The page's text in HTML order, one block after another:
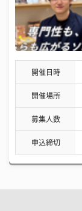
開催日時
開催場所
募集人数
申込締切